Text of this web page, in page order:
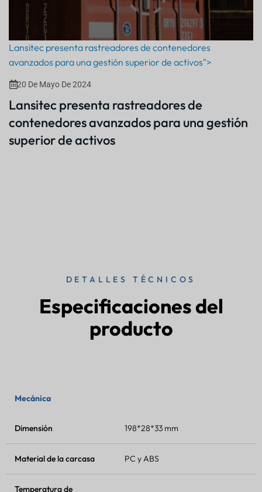
Lansitec presenta rastreadores de contenedores
avanzados para una gestión superior de activos">
20 De Mayo De 2024
Lansitec presenta rastreadores de
contenedores avanzados para una gestión
superior de activos
DETALLES TÉCNICOS
Especificaciones del
producto
Mecánica
Dimensión 198*28*33 mm
Material de la carcasa PC y ABS
Temperatura de